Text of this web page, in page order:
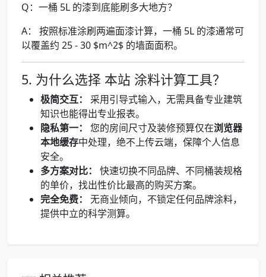
Q：一桶 5L 的漆到底能刷多大地方？
A： 按照标准涂刷两遍面漆计算，一桶 5L 的漆通常可
以覆盖约 25 - 30 $m^2$ 的墙面面积。
5. 为什么选择 本站 涂料计算工具？
极简交互：
采用引导式输入，无需具备专业建筑
知识也能得出专业报表。
隐私第一：
您的房间尺寸及装修预算仅在浏览器
本地缓存中处理，绝不上传云端，保障个人信息
安全。
多方案对比：
快速切换不同品牌、不同桶装规格
的单价，找出性价比最高的购买方案。
完全免费：
无商业倾向，不锁定任何品牌涂料，
提供中立的科学测算。